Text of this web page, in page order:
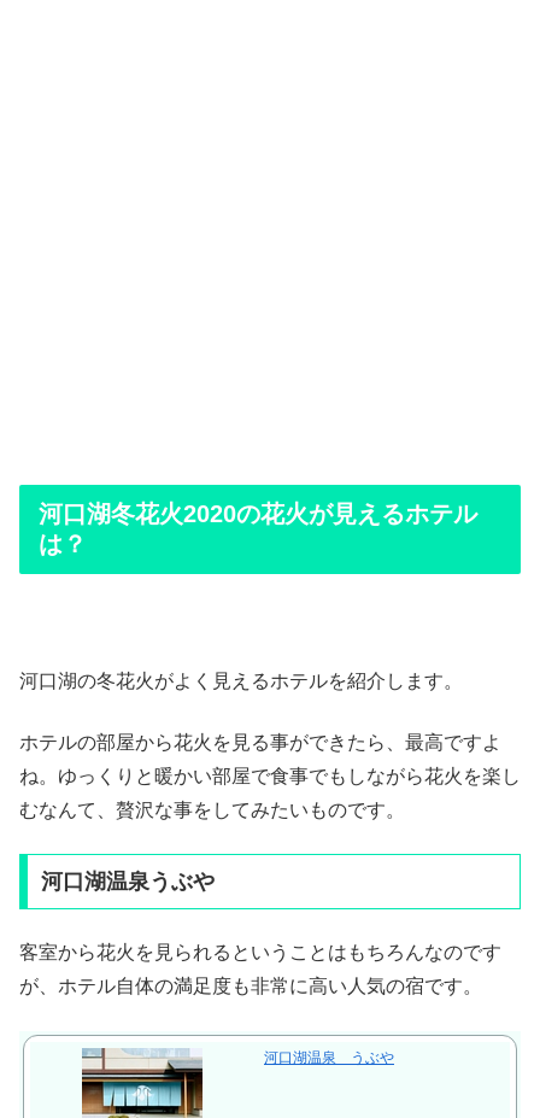
河口湖冬花火2020の花火が見えるホテル
は？
河口湖の冬花火がよく見えるホテルを紹介します。
ホテルの部屋から花火を見る事ができたら、最高ですよ
ね。ゆっくりと暖かい部屋で食事でもしながら花火を楽し
むなんて、贅沢な事をしてみたいものです。
河口湖温泉うぶや
客室から花火を見られるということはもちろんなのです
が、ホテル自体の満足度も非常に高い人気の宿です。
河口湖温泉 うぶや